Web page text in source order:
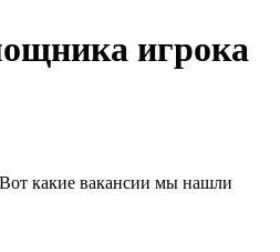
игрока
какие вакансии мы нашли